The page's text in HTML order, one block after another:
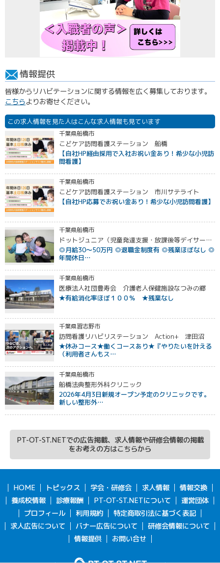
情報提供
皆様からリハビテーションに関する情報を広く募集しております。
こちらよりお寄せください。
この求人情報を見た人はこんな求人情報も見ています
千葉県船橋市
こどケア訪問看護ステーション 船橋
【自社HP経由採用で入社お祝い金あり！希少な小児訪
問看護】
千葉県船橋市
こどケア訪問看護ステーション 市川サテライト
【自社HP応募でお祝い金あり！希少な小児訪問看護】
千葉県船橋市
ドットジュニア（児童発達支援・放課後等デイサービス） 東船橋教室
◎月給30～50万円 ◎退職金制度有 ◎残業ほぼなし ◎
年間休日…
千葉県船橋市
医療法人社団豊寿会 介護老人保健施設なつみの郷
★有給消化率ほぼ１００％ ★残業なし
千葉県習志野市
訪問看護リハビリステーション Action+ 津田沼
★休みコース★働くコースあり★『やりたいを叶える
（利用者さんもス…
千葉県船橋市
船橋法典整形外科クリニック
2026年4月3日新規オープン予定のクリニックです。
新しい整形外…
PT-OT-ST.NETでの広告掲載、求人情報や研修会情報の掲載
をお考えの方はこちらから
HOME トピックス 学会・研修会 求人情報
情報交換
養成校情報
診療報酬 PT-OT-ST.NETについて
運営団体
プロフィール
利用規約
特定商取引法に基づく表記
求人広告について
バナー広告について
研修会情報について
情報提供
お問い合せ